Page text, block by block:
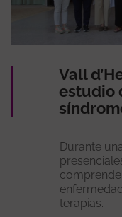
Vall
estudio
Durante
terapias.